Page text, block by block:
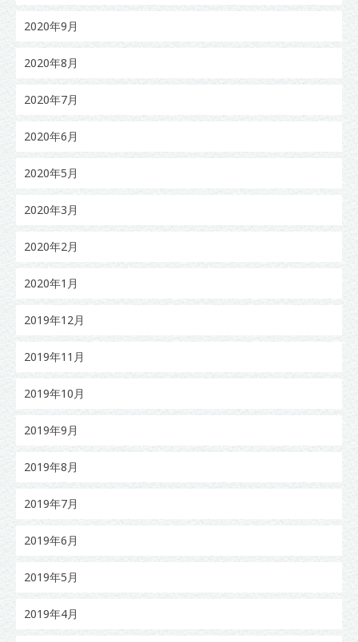
2020年9月
2020年8月
2020年7月
2020年6月
2020年5月
2020年3月
2020年2月
2020年1月
2019年12月
2019年11月
2019年10月
2019年9月
2019年8月
2019年7月
2019年6月
2019年5月
2019年4月